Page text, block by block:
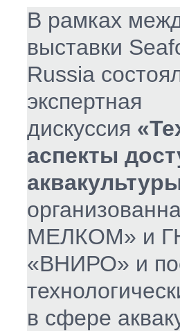
В рамках
выставки
Russia
экспертная
дискуссия
аспекты
МЕЛКОМ» и
«ВНИРО» и
в сфере